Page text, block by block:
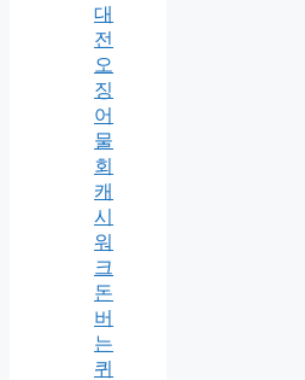
대
전
오
징
어
물
회
캐
시
워
크
돈
버
는
퀴